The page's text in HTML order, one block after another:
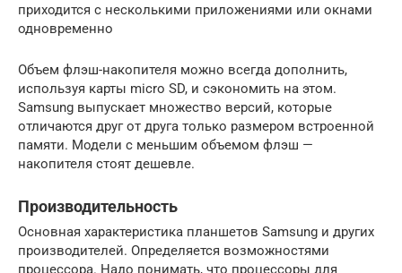
приходится с несколькими приложениями или окнами
одновременно
Объем флэш-накопителя можно всегда дополнить,
используя карты micro SD, и сэкономить на этом.
Samsung выпускает множество версий, которые
отличаются друг от друга только размером встроенной
памяти. Модели с меньшим объемом флэш —
накопителя стоят дешевле.
Производительность
Основная характеристика планшетов Samsung и других
производителей. Определяется возможностями
процессора. Надо понимать, что процессоры для